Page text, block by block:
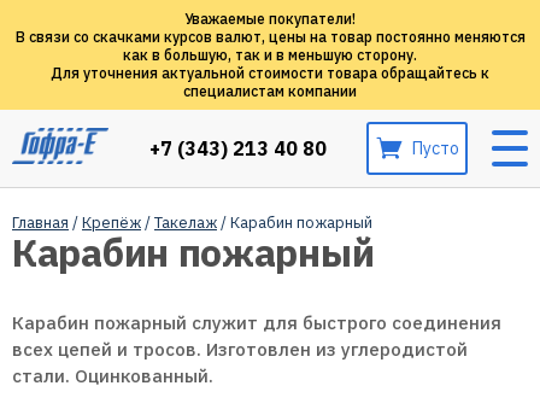
Уважаемые покупатели!
В связи со скачками курсов валют, цены на товар постоянно меняются
как в большую, так и в меньшую сторону.
Для уточнения актуальной стоимости товара обращайтесь к
специалистам компании
+7 (343) 213 40 80 Пусто
Главная /Крепёж/Такелаж/ Карабин пожарный
Карабин пожарный
Карабин пожарный служит для быстрого соединения
всех цепей и тросов. Изготовлен из углеродистой
стали. Оцинкованный.